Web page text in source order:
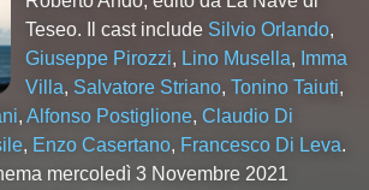
Teseo. Il cast include Silvio Orlando,
Giuseppe Pirozzi, Lino Musella, Imma
Villa, Salvatore Striano,Tonino Taiuti,
, Alfonso Postiglione, Claudio Di
, Enzo Casertano, Francesco Di Leva.
mercoledì 3 Novembre 2021